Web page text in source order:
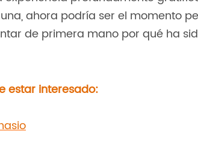
ahora podría ser el momento
de primera mano por qué ha
estar interesado: